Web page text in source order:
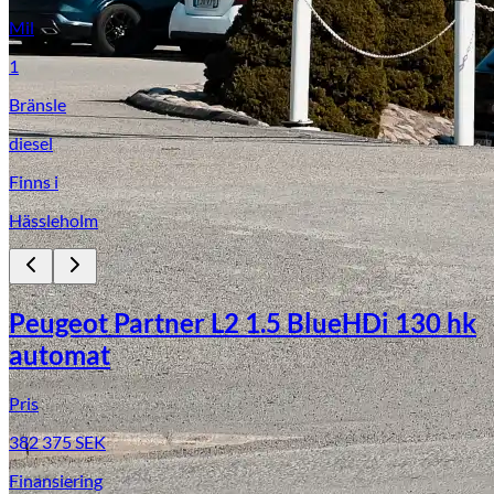
Mil
1
Bränsle
diesel
Finns i
Hässleholm
Peugeot Partner L2 1.5 BlueHDi 130 hk
automat
Pris
382 375SEK
Finansiering